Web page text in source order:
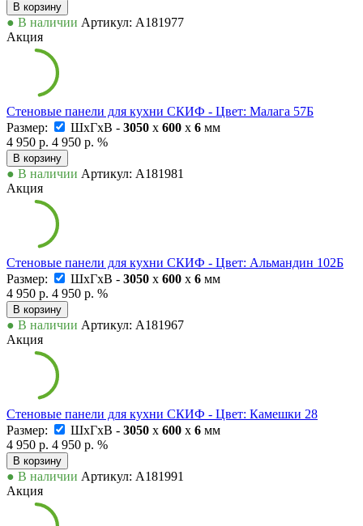
В корзину
● В наличии Артикул: А181977
Акция
Стеновые панели для кухни СКИФ - Цвет: Малага 57Б
Размер:
ШxГxВ - 3050 x 600 x 6 мм
4 950 р. 4 950 р. %
В корзину
● В наличии Артикул: А181981
Акция
Стеновые панели для кухни СКИФ - Цвет: Альмандин 102Б
Размер:
ШxГxВ - 3050 x 600 x 6 мм
4 950 р. 4 950 р. %
В корзину
● В наличии Артикул: А181967
Акция
Стеновые панели для кухни СКИФ - Цвет: Камешки 28
Размер:
ШxГxВ - 3050 x 600 x 6 мм
4 950 р. 4 950 р. %
В корзину
● В наличии Артикул: А181991
Акция